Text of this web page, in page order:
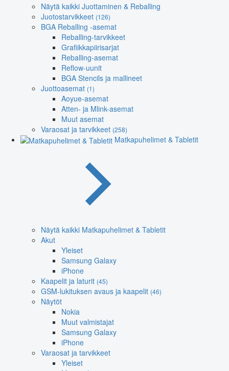
Näytä kaikki Juottaminen & Reballing
Juotostarvikkeet (126)
BGA Reballing -asemat
Reballing-tarvikkeet
Grafiikkapiirisarjat
Reballing-asemat
Reflow-uunit
BGA Stencils ja mallineet
Juottoasemat (1)
Aoyue-asemat
Atten- ja Mlink-asemat
Muut asemat
Varaosat ja tarvikkeet (258)
Matkapuhelimet & Tabletit
Näytä kaikki Matkapuhelimet & Tabletit
Akut
Yleiset
Samsung Galaxy
iPhone
Kaapelit ja laturit (45)
GSM-lukituksen avaus ja kaapelit (46)
Näytöt
Nokia
Muut valmistajat
Samsung Galaxy
iPhone
Varaosat ja tarvikkeet
Yleiset